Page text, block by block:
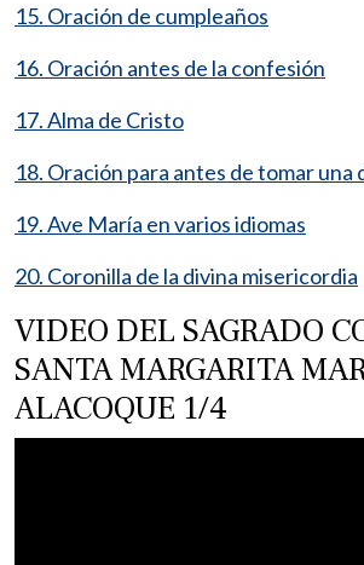
15. Oración de cumpleaños
16. Oración antes de la confesión
17. Alma de Cristo
18. Oración para antes de tomar una
19. Ave María en varios idiomas
20. Coronilla de la divina misericordia
VIDEO DEL SAGRADO
SANTA MARGARITA
ALACOQUE 1/4